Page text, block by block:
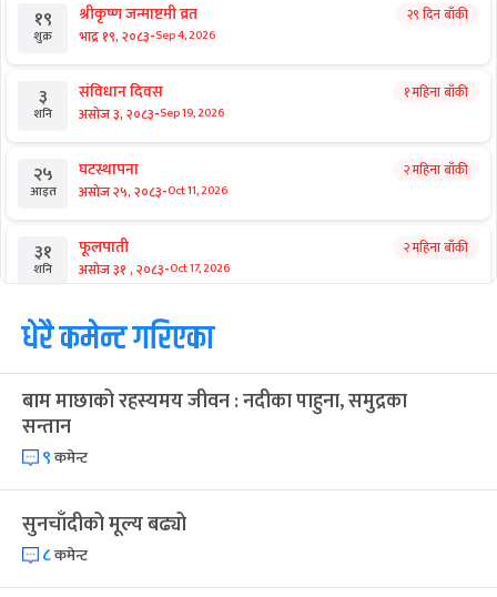
१९
शुक्र
श्रीकृष्ण जन्माष्टमी व्रत
भाद्र १९, २०८३-Sep 4, 2026
२९ दिन बाँकी
३
शनि
संविधान दिवस
असोज ३, २०८३-Sep 19, 2026
१ महिना बाँकी
२५
आइत
घटस्थापना
असोज २५, २०८३-Oct 11, 2026
२ महिना बाँकी
३१
शनि
फूलपाती
असोज ३१ , २०८३-Oct 17, 2026
२ महिना बाँकी
१
आइत
कार्तिक सङ्क्रान्ति
कार्तिक १, २०८३-Oct 18, 2026
३
मंगल
महानवमी २ महिना बाँकी
४
५ पापा‌ङ्कुशा एकादशी व्रत
-
धेरै कमेन्ट गरिएका
बाम माछाको रहस्यमय जीवन : नदीका पाहुना, समुद्रका
सन्तान
९कमेन्ट
सुनचाँदीको मूल्य बढ्यो
८कमेन्ट